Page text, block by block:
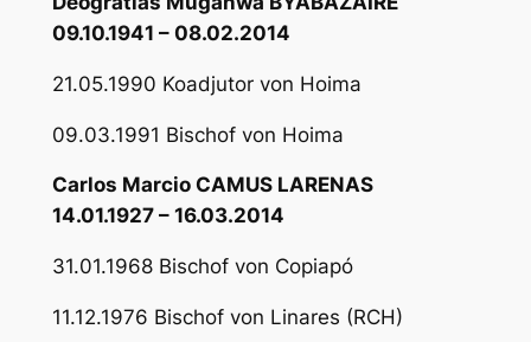
09.10.1941 – 08.02.2014
21.05.1990 Koadjutor von Hoima
09.03.1991 Bischof von Hoima
Carlos Marcio CAMUS LARENAS
14.01.1927 – 16.03.2014
31.01.1968 Bischof von Copiapó
11.12.1976 Bischof von Linares (RCH)